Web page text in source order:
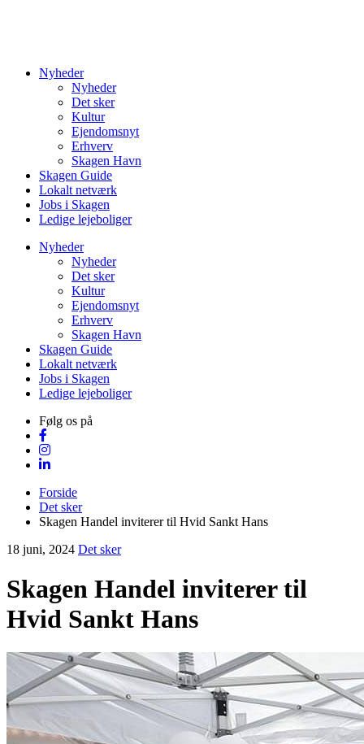
Nyheder
Nyheder
Det sker
Kultur
Ejendomsnyt
Erhverv
Skagen Havn
Skagen Guide
Lokalt netværk
Jobs i Skagen
Ledige lejeboliger
Nyheder
Nyheder
Det sker
Kultur
Ejendomsnyt
Erhverv
Skagen Havn
Skagen Guide
Lokalt netværk
Jobs i Skagen
Ledige lejeboliger
Følg os på
Forside
Det sker
Skagen Handel inviterer til Hvid Sankt Hans
18 juni, 2024 Det sker
Skagen Handel inviterer til
Hvid Sankt Hans